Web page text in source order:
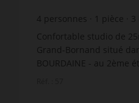
4 personnes pièce 3
Confortable studio de
Grand-Bornand situé
BOURDAINE - au 2ème